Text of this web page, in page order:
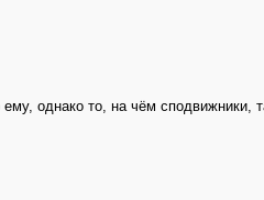
однако то, на чём сподвижники,